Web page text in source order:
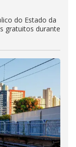
do Estado da
gratuitos durante